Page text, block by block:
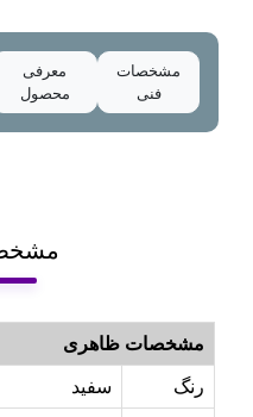
مشخصات
فنی
معرفی
محصول
مشخصات ظاهری
رنگ سفید